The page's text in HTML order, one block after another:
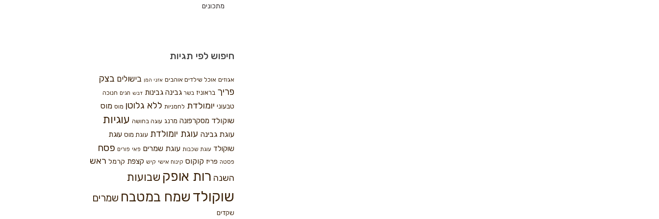
מתכונים
חיפוש לפי תגיות
אגוזים אוכל שילדים אוהבים אזני המן בישולים בצק
פריך בראוניז בשר גבינה גבינות דבש חגים חנוכה
טבעוני יומולדת לחמניות ללא גלוטן מוס מוס
שוקולד מסקרפונה מרנג עוגה בחושה עוגיות
עוגת גבינה עוגת יומולדת עוגת מוס עוגת
שוקולד עוגת שכבות עוגת שמרים פאי פורים פסח
פסטה פריז קוקוס קינוח אישי קיש קצפת קרמל ראש
השנה רות אופק שבועות
שוקולד שמח במטבח שמרים
שקדים